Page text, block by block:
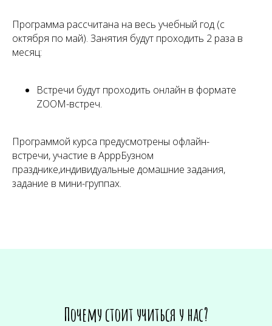
Программа рассчитана на весь учебный год (с
октября по май). Занятия будут проходить 2 раза в
месяц:
Встречи будут проходить онлайн в формате
ZOOM-встреч.
Программой курса предусмотрены офлайн-
встречи, участие в АрррБузном
празднике,индивидуальные домашние задания,
задание в мини-группах.
Почему стоит учиться у нас?